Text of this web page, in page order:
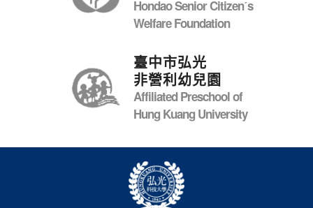
Hondao Senior Citizenˊs
Welfare Foundation
臺中市弘光
非營利幼兒園
Affiliated Preschool of
Hung Kuang University